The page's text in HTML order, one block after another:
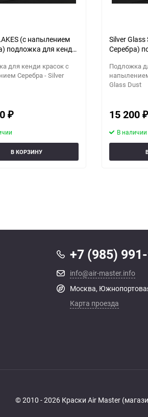
(с напылением
подложка для кенди
для кенди красок с
Серебра - Silver
₽
В КОРЗИНУ
Silver
Серебра)
Подложка
Glass Dust
15 200 ₽
В наличии
+7 (985)
info@air-master.info
Москва,
Карта проезда
© 2010 - 2026 Краски Air Master